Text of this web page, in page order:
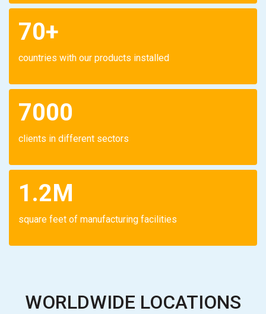
70+
countries with our products installed
7000
clients in different sectors
1.2M
square feet of manufacturing facilities
WORLDWIDE LOCATIONS